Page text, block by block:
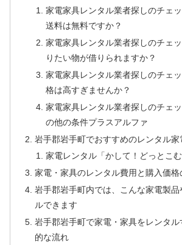
家電家具レンタル業者探しのチェ
送料は無料ですか？
家電家具レンタル業者探しのチェ
りたい物が借りられますか？
家電家具レンタル業者探しのチェ
格は高すぎませんか？
家電家具レンタル業者探しのチェ
の他の条件プラスアルファ
岩手郡岩手町でおすすめのレンタル
家電レンタル「かして！どっとこ
家電・家具のレンタル費用と購入価格
岩手郡岩手町内では、こんな家電製品
ルできます
岩手郡岩手町で家電・家具をレンタ
的な流れ